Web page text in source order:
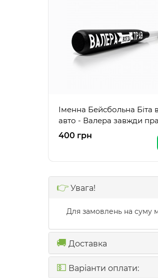
Іменна Бейсбольна Біта в
авто - Валера завжди
400 грн
👉 Увага!
Для замовлень на суму
🚚 Доставка
💵 Варіанти оплати: